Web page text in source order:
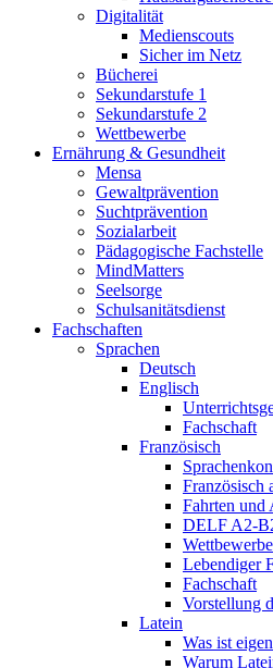
Digitalität
Medienscouts
Sicher im Netz
Bücherei
Sekundarstufe 1
Sekundarstufe 2
Wettbewerbe
Ernährung & Gesundheit
Mensa
Gewaltprävention
Suchtprävention
Sozialarbeit
Pädagogische Fachstelle
MindMatters
Seelsorge
Schulsanitätsdienst
Fachschaften
Sprachen
Deutsch
Englisch
Fachschaft
Französisch
Französisch
Fahrten und
DELF A2-
Wettbewerbe
Lebendiger
Fachschaft
Vorstellung
Latein
Was ist
Warum